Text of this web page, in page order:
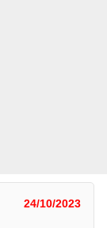
24/10/2023